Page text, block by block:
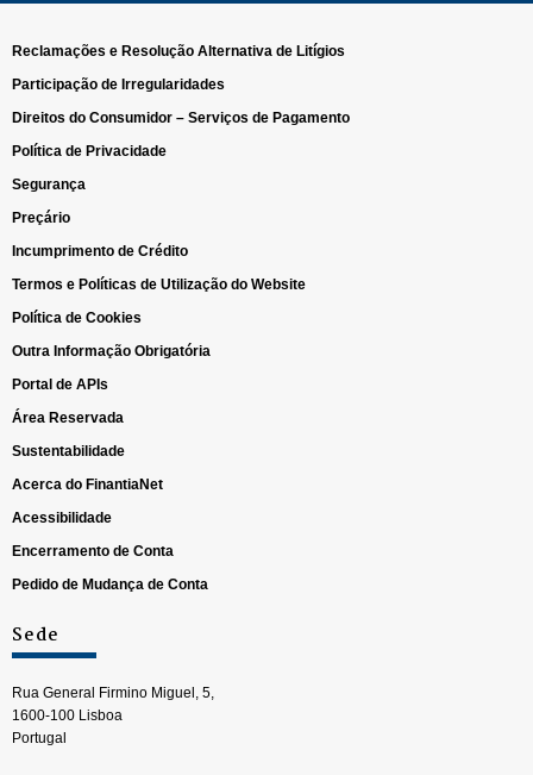
Reclamações e Resolução Alternativa de Litígios
Participação de Irregularidades
Direitos do Consumidor – Serviços de Pagamento
Política de Privacidade
Segurança
Preçário
Incumprimento de Crédito
Termos e Políticas de Utilização do Website
Política de Cookies
Outra Informação Obrigatória
Portal de APIs
Área Reservada
Sustentabilidade
Acerca do FinantiaNet
Acessibilidade
Encerramento de Conta
Pedido de Mudança de Conta
Sede
Rua General Firmino Miguel, 5,
1600-100 Lisboa
Portugal